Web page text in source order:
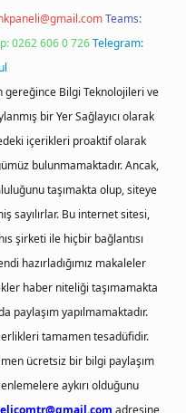
Teams:
0262 606 0 726Telegram:
gereğince Bilgi Teknolojileri ve
bir Yer Sağlayıcı olarak
içerikleri proaktif olarak
bulunmamaktadır. Ancak,
taşımakta olup, siteye
sayılırlar. Bu internet sitesi,
şirketi ile hiçbir bağlantısı
hazırladığımız makaleler
haber niteliği taşımamakta
paylaşım yapılmamaktadır.
tamamen tesadüfidir.
ücretsiz bir bilgi paylaşım
aykırı olduğunu
adresine